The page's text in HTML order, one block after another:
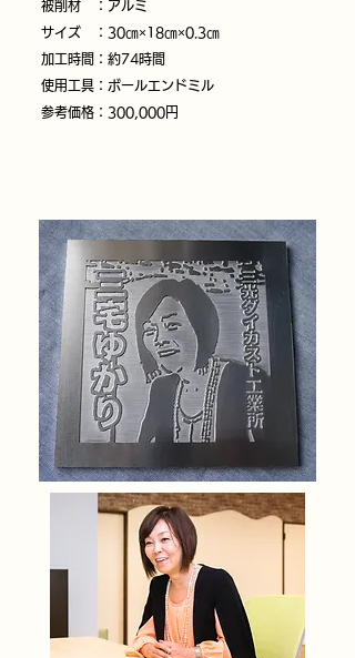
被削材 ：アルミ
サイズ ：30㎝×18㎝×0.3㎝
加工時間：約74時間
使用工具：ボールエンドミル
参考価格：300,000円